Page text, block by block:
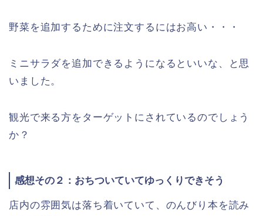
野菜を追加するために注文するにはお高い・・・
ミニサラダを追加できるようになるといいな、と思
いました。
観光で来る方をターゲットにされているのでしょう
か？
感想その２：おちついていてゆっくりできそう
店内の雰囲気は落ち着いていて、のんびり本を読み